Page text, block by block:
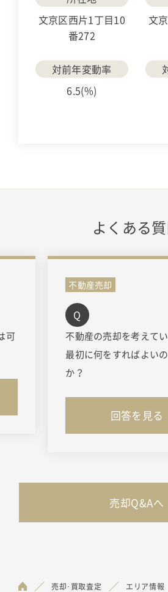
文京区西片1丁目10
番272
対前年変動率
6.5(%)
文
よくある
可
不動産売却
Q
不動産の売却を考えてい
最初に何をすればよい
か？
回答を見る
売却Q&Aへ
売却･買取査定 エリア情報